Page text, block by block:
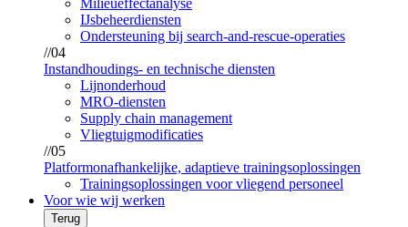
Milieueffectanalyse
IJsbeheerdiensten
Ondersteuning bij search-and-rescue-operaties
//04
Instandhoudings- en technische diensten
Lijnonderhoud
MRO-diensten
Supply chain management
Vliegtuigmodificaties
//05
Platformonafhankelijke, adaptieve trainingsoplossingen
Trainingsoplossingen voor vliegend personeel
Voor wie wij werken
Terug